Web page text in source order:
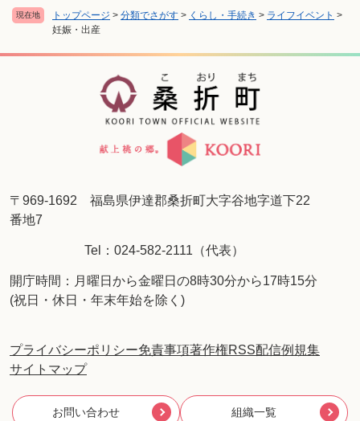
現在地 トップページ > 分類でさがす > くらし・手続き > ライフイベント >
妊娠・出産
〒969-1692 福島県伊達郡桑折町大字谷地字道下22
番地7
Tel：024-582-2111（代表）
開庁時間：月曜日から金曜日の8時30分から17時15分
(祝日・休日・年末年始を除く)
プライバシーポリシー免責事項著作権RSS配信例規集
サイトマップ
お問い合わせ 組織一覧